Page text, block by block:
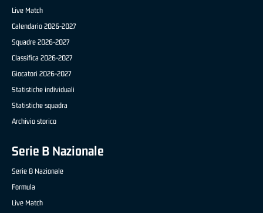
Live Match
Calendario 2026-2027
Squadre 2026-2027
Classifica 2026-2027
Giocatori 2026-2027
Statistiche individuali
Statistiche squadra
Archivio storico
Serie B Nazionale
Serie B Nazionale
Formula
Live Match